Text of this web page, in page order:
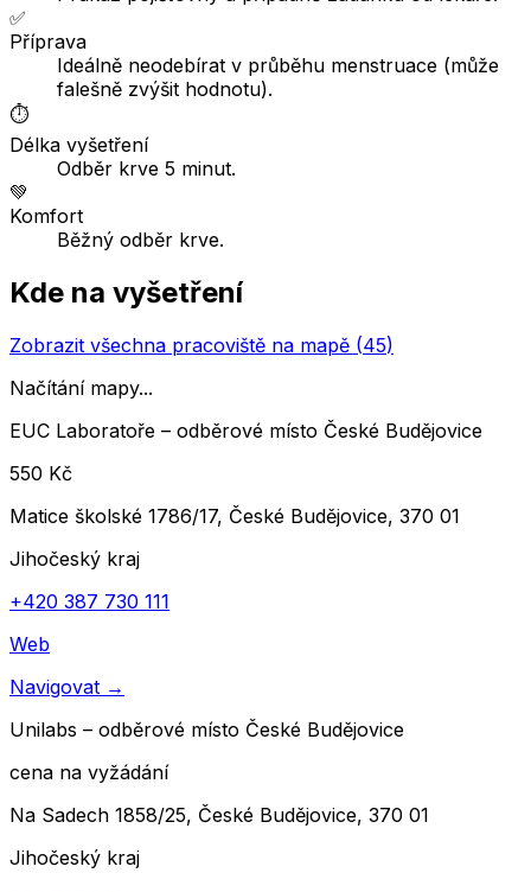
✅
Příprava
Ideálně neodebírat v průběhu menstruace (může
falešně zvýšit hodnotu).
⏱️
Délka vyšetření
Odběr krve 5 minut.
💚
Komfort
Běžný odběr krve.
Kde na vyšetření
Zobrazit všechna pracoviště na mapě (45)
Načítání mapy...
EUC Laboratoře – odběrové místo České Budějovice
550 Kč
Matice školské 1786/17, České Budějovice, 370 01
Jihočeský kraj
+420 387 730 111
Web
Navigovat →
Unilabs – odběrové místo České Budějovice
cena na vyžádání
Na Sadech 1858/25, České Budějovice, 370 01
Jihočeský kraj